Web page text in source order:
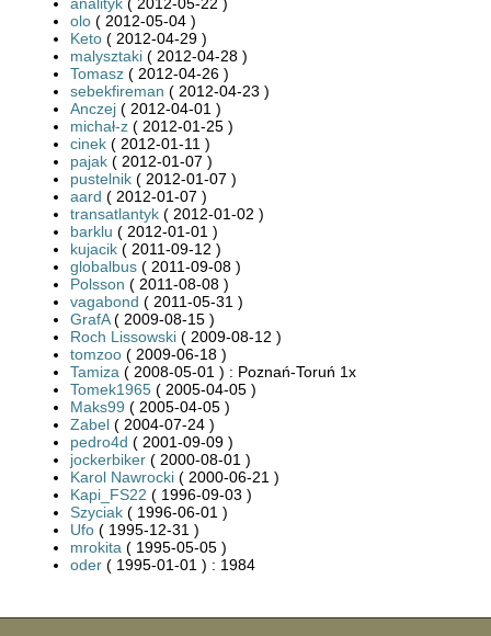
olo ( 2012-05-04 )
Keto ( 2012-04-29 )
malysztaki ( 2012-04-28 )
Tomasz ( 2012-04-26 )
sebekfireman ( 2012-04-23 )
Anczej ( 2012-04-01 )
michał-z ( 2012-01-25 )
cinek ( 2012-01-11 )
pajak ( 2012-01-07 )
pustelnik ( 2012-01-07 )
aard ( 2012-01-07 )
transatlantyk ( 2012-01-02 )
barklu ( 2012-01-01 )
kujacik ( 2011-09-12 )
globalbus ( 2011-09-08 )
Polsson ( 2011-08-08 )
vagabond ( 2011-05-31 )
GrafA( 2009-08-15 )
Roch Lissowski ( 2009-08-12 )
tomzoo ( 2009-06-18 )
Tamiza ( 2008-05-01 ) : Poznań-Toruń 1x
Tomek1965 ( 2005-04-05 )
Maks99 ( 2005-04-05 )
Zabel ( 2004-07-24 )
pedro4d ( 2001-09-09 )
jockerbiker ( 2000-08-01 )
Karol Nawrocki ( 2000-06-21 )
Kapi_FS22 ( 1996-09-03 )
Szyciak ( 1996-06-01 )
Ufo ( 1995-12-31 )
mrokita ( 1995-05-05 )
oder ( 1995-01-01 ) : 1984